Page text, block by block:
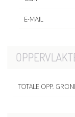
E-MAIL
TOTALE OPP.